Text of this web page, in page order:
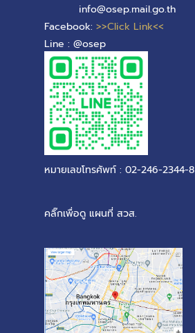
info@osep.mail.go.th
Facebook: >>Click Link<<
Line : @osep
หมายเลขโทรศัพท์ : 02-246-2344-8
คลิ๊กเพื่อดู แผนที่ สวส.